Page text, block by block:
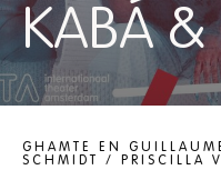
KABÁ &
OPENING LIEVE STAD,
GHAMTE EN
SCHMIDT / PRISCILLA